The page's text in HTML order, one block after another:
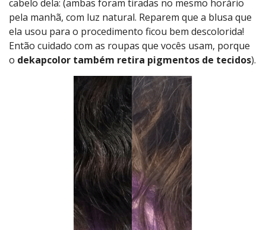
cabelo dela: (ambas foram tiradas no mesmo horário
pela manhã, com luz natural. Reparem que a blusa que
ela usou para o procedimento ficou bem descolorida!
Então cuidado com as roupas que vocês usam, porque
o dekapcolor também retira pigmentos de tecidos).